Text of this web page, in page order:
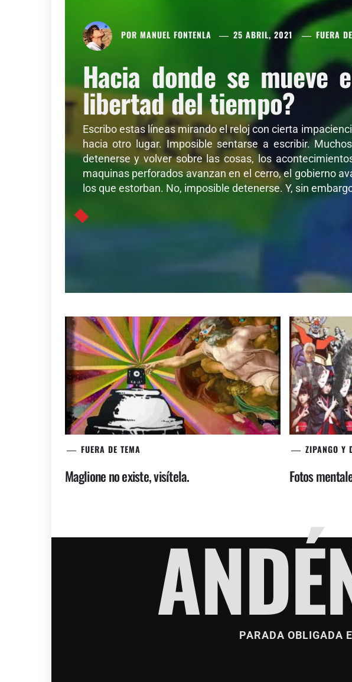
POR MANUEL FONTENLA 25 ABRIL, 2021 FUERA
Hacia donde se
libertad del tiempo?
Escribo estas líneas mirando el reloj con cierta
hacia otro lugar. Imposible sentarse a escribir.
detenerse y volver sobre las cosas, los
maquinas perforados avanzan en el cerro, el gobierno
los que estorban. No, imposible detenerse. Y, sin
FUERA DE TEMA
Maglione no existe, visítela.
ZIPANGO Y
Fotos
PARADA OBLIGADA